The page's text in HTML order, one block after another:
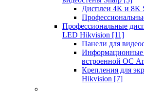
Дисплеи 4K и 8K
Профессиональные
LED Hikvision [11]
Панели для
Информационные
встроенной ОС
Крепления для
Hikvision [7]